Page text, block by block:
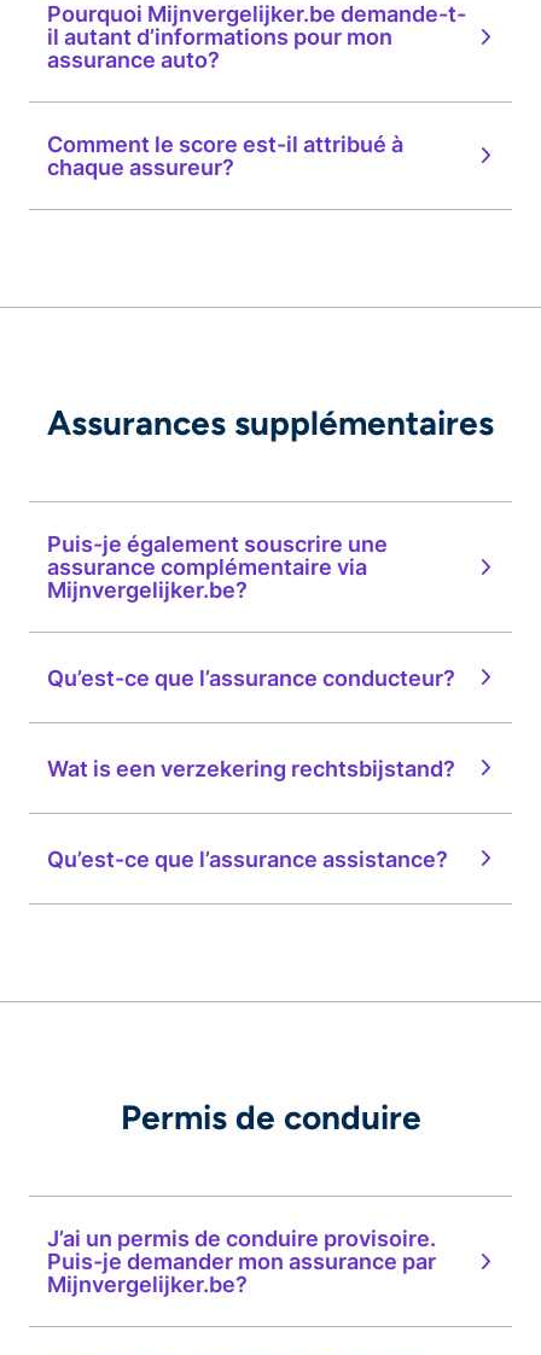
Pourquoi Mijnvergelijker.be demande-t-
il autant d’informations pour mon
assurance auto?
Comment le score est-il attribué à
chaque assureur?
Assurances supplémentaires
Puis-je également souscrire une
assurance complémentaire via
Mijnvergelijker.be?
Qu’est-ce que l’assurance conducteur?
Wat is een verzekering rechtsbijstand?
Qu’est-ce que l’assurance assistance?
Permis de conduire
J’ai un permis de conduire provisoire.
Puis-je demander mon assurance par
Mijnvergelijker.be?